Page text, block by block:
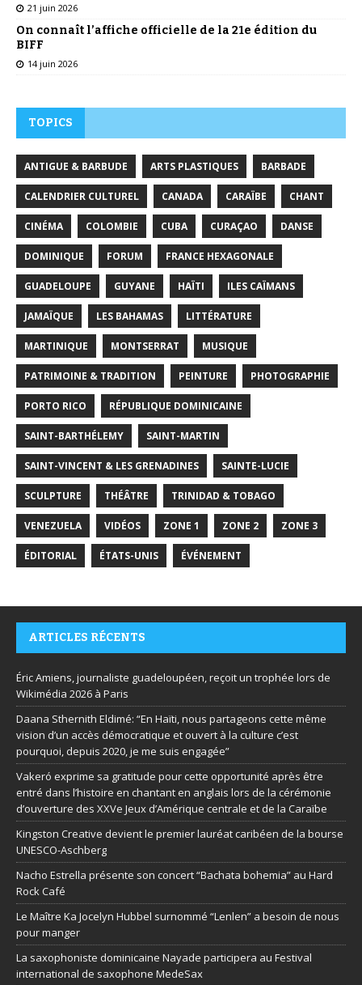
21 juin 2026
On connaît l’affiche officielle de la 21e édition du
BIFF
14 juin 2026
TOPICS
ANTIGUE & BARBUDE ARTS PLASTIQUES BARBADE
CALENDRIER CULTUREL CANADA CARAÏBE CHANT
CINÉMA COLOMBIE CUBA CURAÇAO DANSE
DOMINIQUE FORUM FRANCE HEXAGONALE
GUADELOUPE GUYANE HAÏTI ILES CAÏMANS
JAMAÏQUE LES BAHAMAS LITTÉRATURE
MARTINIQUE MONTSERRAT MUSIQUE
PATRIMOINE & TRADITION PEINTURE PHOTOGRAPHIE
PORTO RICO RÉPUBLIQUE DOMINICAINE
SAINT-BARTHÉLEMY SAINT-MARTIN
SAINT-VINCENT & LES GRENADINES SAINTE-LUCIE
SCULPTURE THÉÂTRE TRINIDAD & TOBAGO
VENEZUELA VIDÉOS ZONE 1 ZONE 2 ZONE 3
ÉDITORIAL ÉTATS-UNIS ÉVÉNEMENT
ARTICLES RÉCENTS
Éric Amiens, journaliste guadeloupéen, reçoit un trophée lors de
Wikimédia 2026 à Paris
Daana Sthernith Eldimé: “En Haïti, nous partageons cette même
vision d’un accès démocratique et ouvert à la culture c’est
pourquoi, depuis 2020, je me suis engagée”
Vakeró exprime sa gratitude pour cette opportunité après être
entré dans l’histoire en chantant en anglais lors de la cérémonie
d’ouverture des XXVe Jeux d’Amérique centrale et de la Caraïbe
Kingston Creative devient le premier lauréat caribéen de la bourse
UNESCO-Aschberg
Nacho Estrella présente son concert “Bachata bohemia” au Hard
Rock Café
Le Maître Ka Jocelyn Hubbel surnommé “Lenlen” a besoin de nous
pour manger
La saxophoniste dominicaine Nayade participera au Festival
international de saxophone MedeSax